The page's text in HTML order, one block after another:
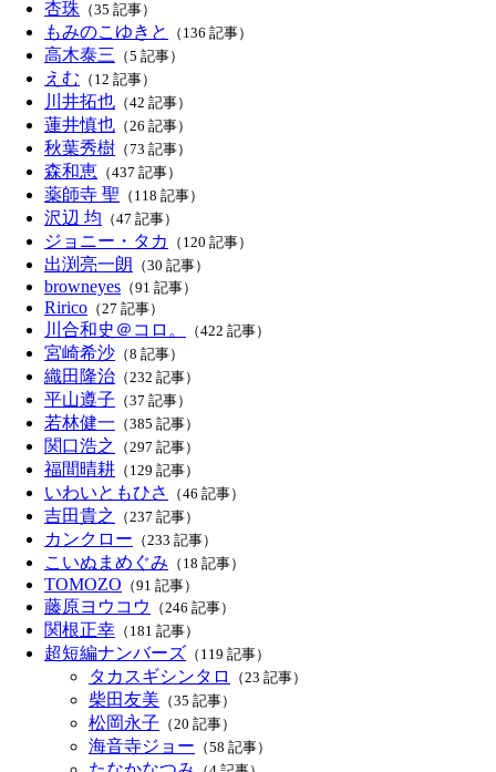
杏珠 （35 記事）
もみのこゆきと （136 記事）
高木泰三 （5 記事）
えむ （12 記事）
川井拓也 （42 記事）
蓮井慎也 （26 記事）
秋葉秀樹 （73 記事）
森和恵 （437 記事）
薬師寺 聖 （118 記事）
沢辺 均 （47 記事）
ジョニー・タカ （120 記事）
出渕亮一朗 （30 記事）
browneyes （91 記事）
Ririco （27 記事）
川合和史＠コロ。 （422 記事）
宮崎希沙 （8 記事）
織田隆治 （232 記事）
平山遵子 （37 記事）
若林健一 （385 記事）
関口浩之 （297 記事）
福間晴耕 （129 記事）
いわいともひさ （46 記事）
吉田貴之 （237 記事）
カンクロー （233 記事）
こいぬまめぐみ （18 記事）
TOMOZO （91 記事）
藤原ヨウコウ （246 記事）
関根正幸 （181 記事）
超短編ナンバーズ （119 記事）
タカスギシンタロ （23 記事）
柴田友美 （35 記事）
松岡永子 （20 記事）
海音寺ジョー （58 記事）